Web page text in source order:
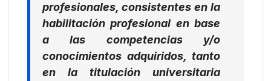
profesionales, consistentes en la
habilitación profesional en base
a las competencias y/o
conocimientos adquiridos, tanto
en la titulación universitaria